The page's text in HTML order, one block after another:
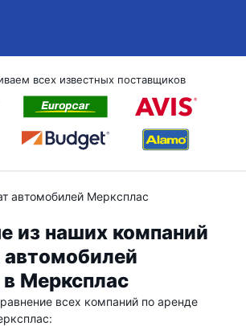
всех известных поставщиков
автомобилей Мерксплас
из наших компаний
автомобилей
Мерксплас
всех компаний по аренде